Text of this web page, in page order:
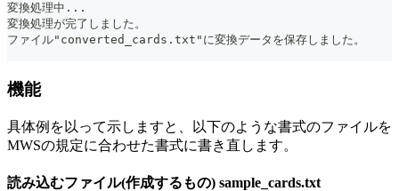
変換処理中...
変換処理が完了しました。
ファイル"converted_cards.txt"に変換データを保存しました。
機能
具体例を以って示しますと、以下のような書式のファイルを
MWSの規定に合わせた書式に書き直します。
読み込むファイル(作成するもの) sample_cards.txt